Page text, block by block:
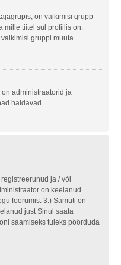
on vaikimisi grupp
mille tiitel sul profiilis on.
gruppi muuta.
administraatorid ja
haldavad.
ja / või
on keelanud
foorumis. 3.) Samuti on
just Sinul saata
saamiseks tuleks pöörduda